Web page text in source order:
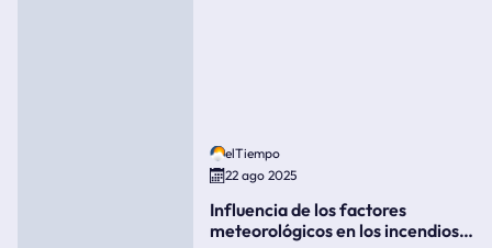
elTiempo
22 ago 2025
Influencia de los factores
meteorológicos en los incendios